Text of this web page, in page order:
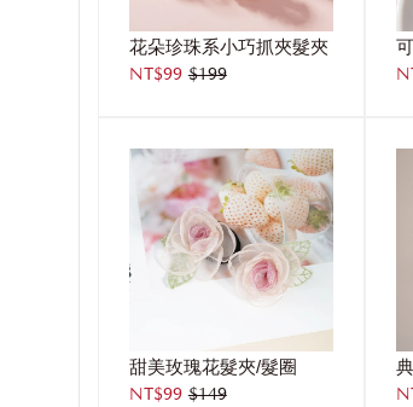
花朵珍珠系小巧抓夾髮夾
NT$99 $199
甜美玫瑰花髮夾/髮圈
NT$99 $149